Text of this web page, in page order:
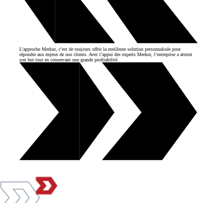
L’approche Merkur, c’est de toujours offrir la meilleure solution personnalisée pour
répondre aux enjeux de nos clients. Avec l’appui des experts Merkur, l’entreprise a atteint
son but tout en conservant une grande profitabilité.